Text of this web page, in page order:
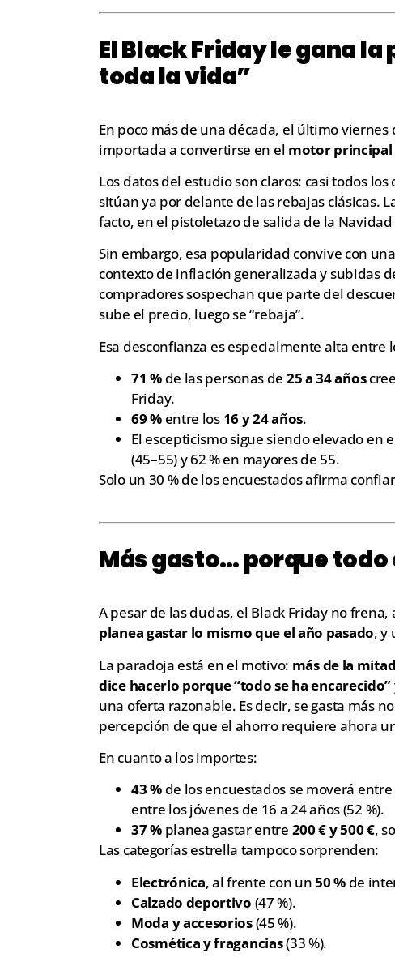
El Black Friday le gana
toda la vida”
En poco más de una década, el último
importada a convertirse en el motor principal
Los datos del estudio son claros: casi todos
sitúan ya por delante de las rebajas clásicas.
facto, en el pistoletazo de salida de la
Sin embargo, esa popularidad convive con una
contexto de inflación generalizada y subidas
compradores sospechan que parte del
sube el precio, luego se “rebaja”.
Esa desconfianza es especialmente alta entre
71 %de las personas de 25 a 34 años
Friday.
69 %entre los 16 y 24 años.
El escepticismo sigue siendo elevado en
(45–55) y 62 % en mayores de 55.
Solo un 30 % de los encuestados afirma
Más gasto… porque todo
A pesar de las dudas, el Black Friday no frena,
planea gastar lo mismo que el año pasado, y
La paradoja está en el motivo: más de la
dice hacerlo porque “todo se ha encarecido”
una oferta razonable. Es decir, se gasta más
percepción de que el ahorro requiere ahora
En cuanto a los importes:
43 %de los encuestados se moverá entre
entre los jóvenes de 16 a 24 años (52 %).
37 %planea gastar entre 200 € y 500 €,
Las categorías estrella tampoco sorprenden:
Electrónica, al frente con un50 %de
Calzado deportivo (47 %).
Moda y accesorios(45 %).
Cosmética y fragancias(33 %).